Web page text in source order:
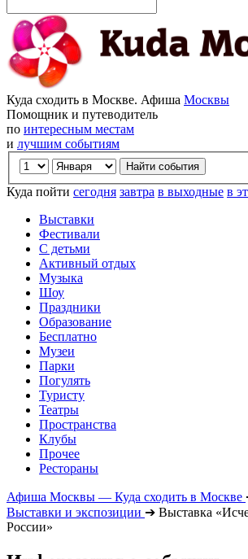
Куда сходить в Москве. Афиша Москвы
Помощник и путеводитель
по интересным местам
и лучшим событиям
Куда пойти сегодня завтра в выходные в
Выставки
Фестивали
С детьми
Активный отдых
Музыка
Шоу
Праздники
Образование
Бесплатно
Музеи
Парки
Погулять
Туристу
Театры
Пространства
Клубы
Прочее
Рестораны
Афиша Москвы — Куда сходить в Москве
Выставки и экспозиции ➔ Выставка
России»